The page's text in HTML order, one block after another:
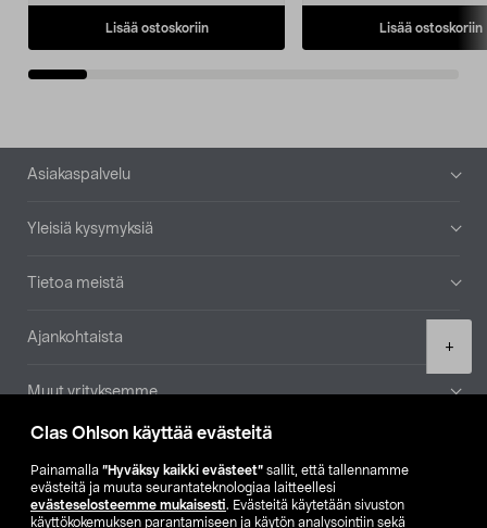
Clas Ohlson käyttää evästeitä
Painamalla ”Hyväksy kaikki evästeet” sallit, että tallennamme
evästeitä ja muuta seurantateknologiaa laitteellesi
evästeselosteemme mukaisesti. Evästeitä käytetään sivuston
käyttökokemuksen parantamiseen ja käytön analysointiin sekä
+
Lisää ostoskoriin Lisää ostoskoriin
Alatunniste
Asiakaspalvelu
Yleisiä kysymyksiä
Tietoa meistä
Ajankohtaista
Muut yrityksemme
Etsi myymälä
SE NO FI